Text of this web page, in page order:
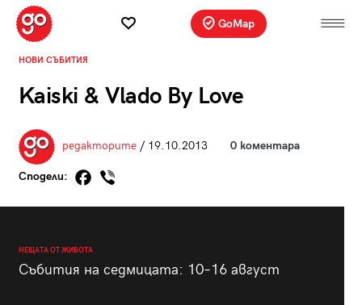
GoMap
НОВИ СЪБИТИЯ
Kaiski & Vlado By Love
редакторите/ 19.10.2013 0 коментара
Сподели:
НЕЩАТА ОТ ЖИВОТА
Събития на седмицата: 10–16 август